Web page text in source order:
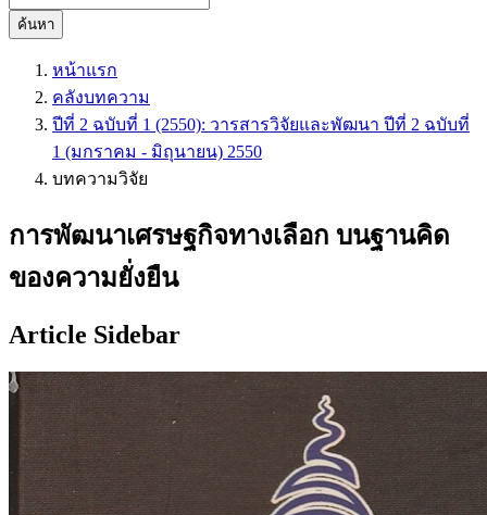
ค้นหา
หน้าแรก
คลังบทความ
ปีที่ 2 ฉบับที่ 1 (2550): วารสารวิจัยและพัฒนา ปีที่ 2 ฉบับที่
1 (มกราคม - มิถุนายน) 2550
บทความวิจัย
การพัฒนาเศรษฐกิจทางเลือก บนฐานคิด
ของความยั่งยืน
Article Sidebar